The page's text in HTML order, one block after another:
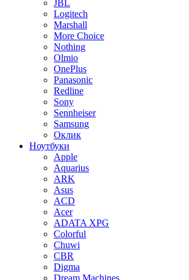
JBL
Logitech
Marshall
More Choice
Nothing
Olmio
OnePlus
Panasonic
Redline
Sony
Sennheiser
Samsung
Оклик
Ноутбуки
Apple
Aquarius
ARK
Asus
ACD
Acer
ADATA XPG
Colorful
Chuwi
CBR
Digma